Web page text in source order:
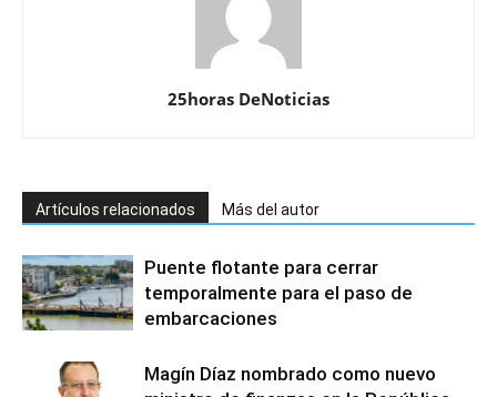
25horas DeNoticias
Artículos relacionados Más del autor
Puente flotante para cerrar
temporalmente para el paso de
embarcaciones
Magín Díaz nombrado como nuevo